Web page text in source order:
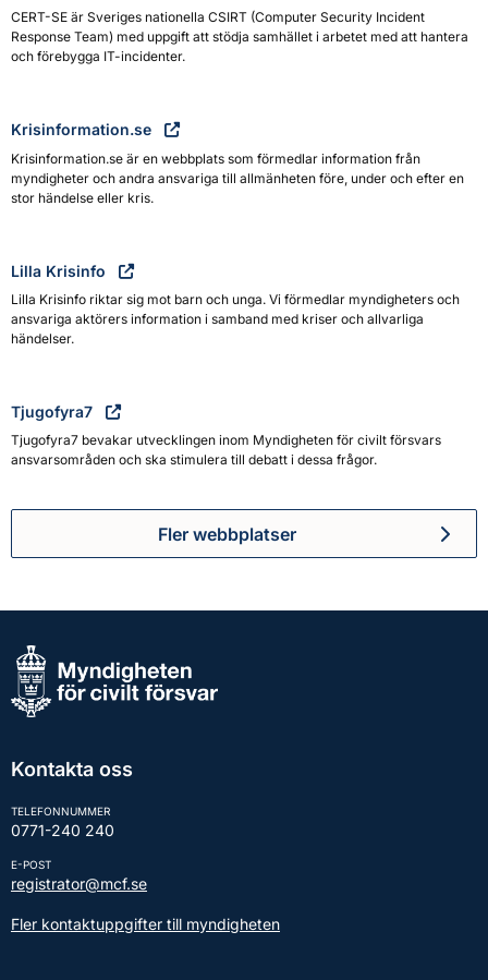
CERT-SE är Sveriges nationella CSIRT (Computer Security Incident
Response Team) med uppgift att stödja samhället i arbetet med att hantera
och förebygga IT-incidenter.
Krisinformation.se
Krisinformation.se är en webbplats som förmedlar information från
myndigheter och andra ansvariga till allmänheten före, under och efter en
stor händelse eller kris.
Lilla Krisinfo
Lilla Krisinfo riktar sig mot barn och unga. Vi förmedlar myndigheters och
ansvariga aktörers information i samband med kriser och allvarliga
händelser.
Tjugofyra7
Tjugofyra7 bevakar utvecklingen inom Myndigheten för civilt försvars
ansvarsområden och ska stimulera till debatt i dessa frågor.
Fler webbplatser
Kontakta oss
TELEFONNUMMER
0771-240 240
E-POST
registrator@mcf.se
Fler kontaktuppgifter till myndigheten